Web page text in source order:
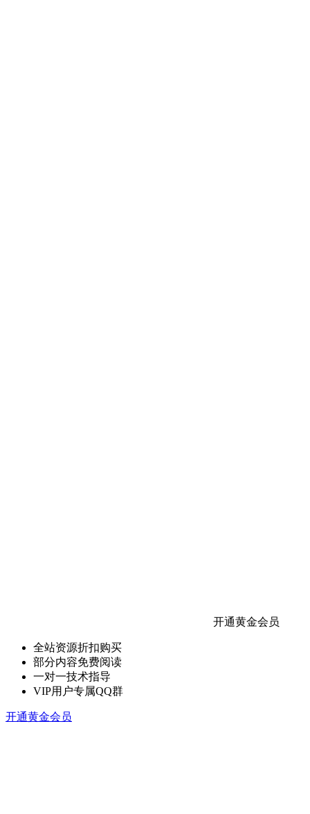
开通黄金会员
全站资源折扣购买
部分内容免费阅读
一对一技术指导
VIP用户专属QQ群
开通黄金会员